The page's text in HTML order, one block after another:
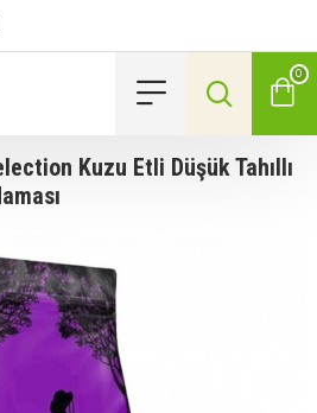
0
Kuzu Etli Düşük Tahıllı